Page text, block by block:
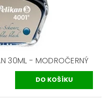
30ML - MODROČERNÝ